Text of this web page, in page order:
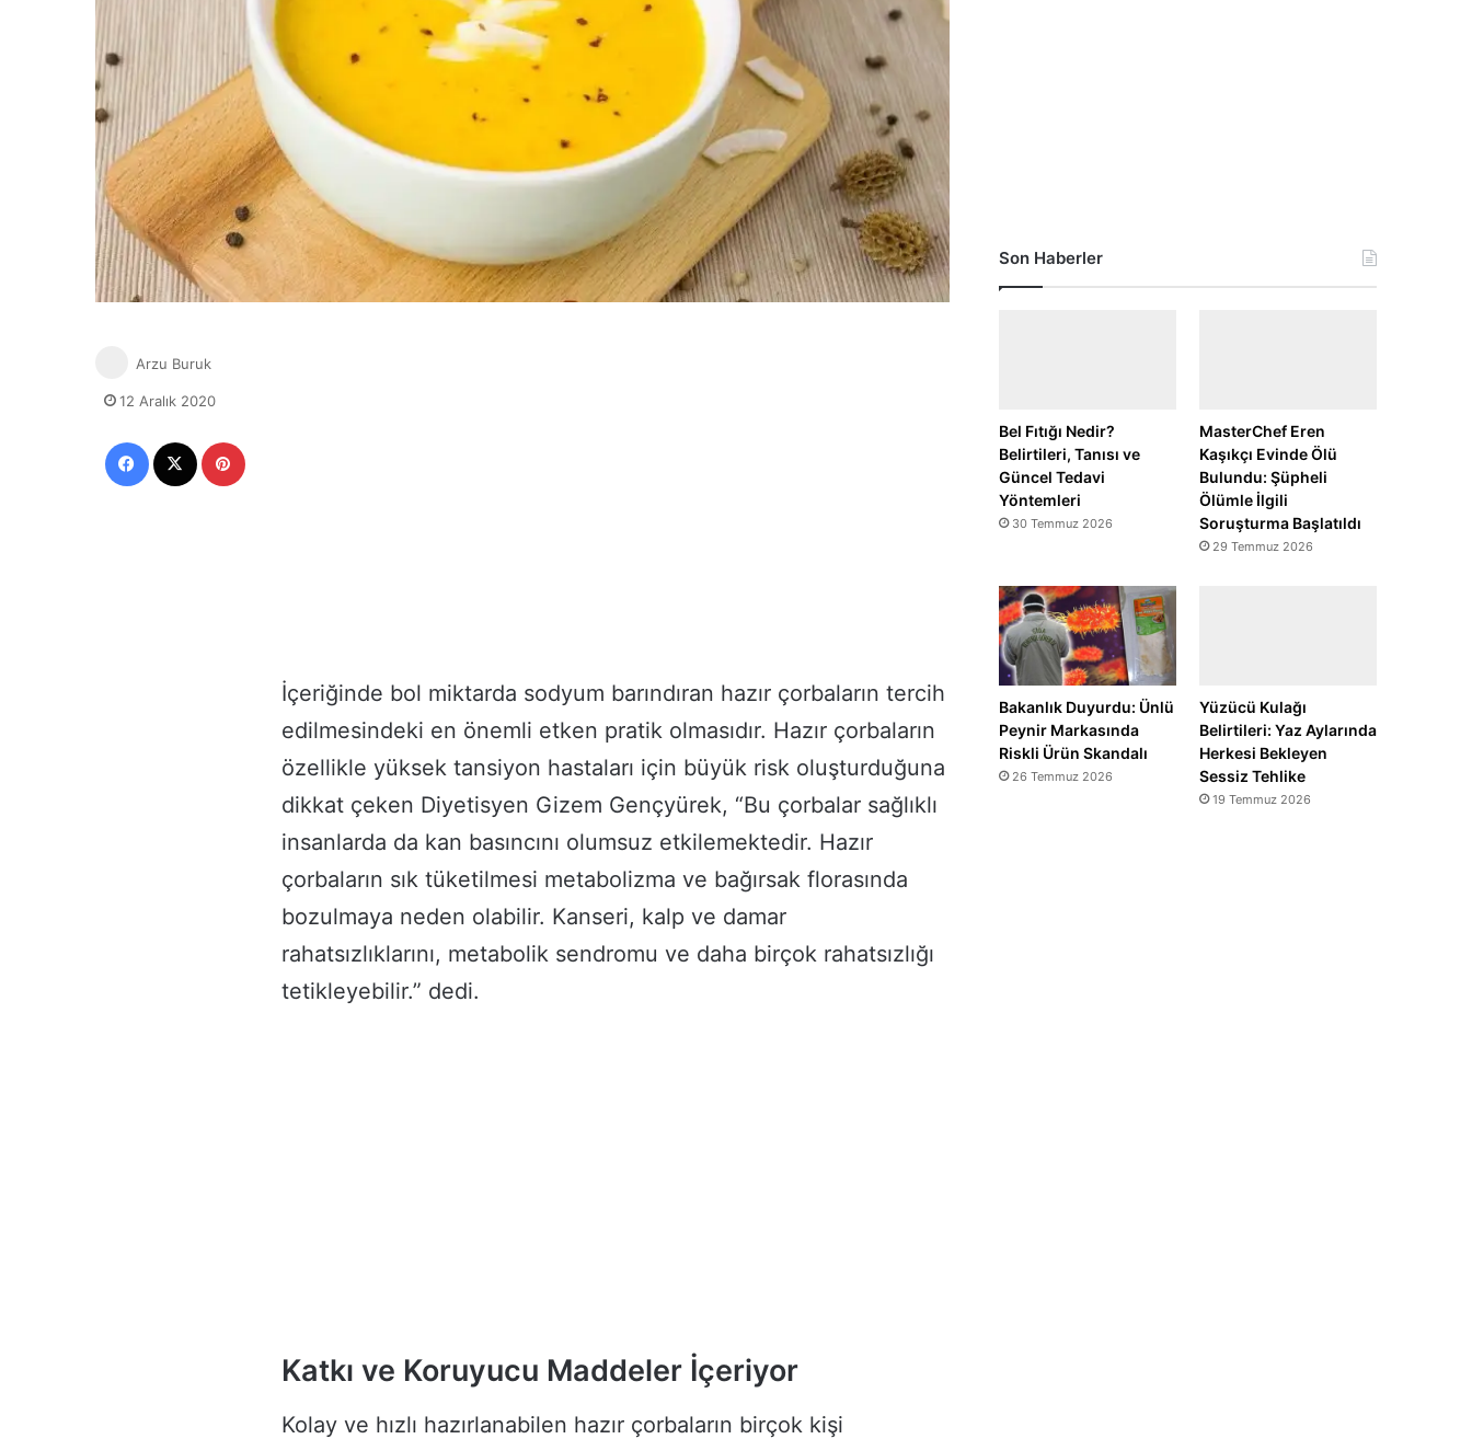
İçeriğinde bol miktarda sodyum barındıran hazır çorbaların tercih
edilmesindeki en önemli etken pratik olmasıdır. Hazır çorbaların
özellikle yüksek tansiyon hastaları için büyük risk oluşturduğuna
dikkat çeken Diyetisyen Gizem Gençyürek, “Bu çorbalar sağlıklı
insanlarda da kan basıncını olumsuz etkilemektedir. Hazır
çorbaların sık tüketilmesi metabolizma ve bağırsak florasında
bozulmaya neden olabilir. Kanseri, kalp ve damar
rahatsızlıklarını, metabolik sendromu ve daha birçok rahatsızlığı
tetikleyebilir.” dedi.
Katkı ve Koruyucu Maddeler İçeriyor
Kolay ve hızlı hazırlanabilen hazır çorbaların birçok kişi
Arzu Buruk
12 Aralık 2020
Son Haberler
Bel Fıtığı Nedir?
Belirtileri, Tanısı ve
Güncel Tedavi
Yöntemleri
30 Temmuz 2026
MasterChef Eren
Kaşıkçı Evinde Ölü
Bulundu: Şüpheli
Ölümle İlgili
Soruşturma Başlatıldı
29 Temmuz 2026
Bakanlık Duyurdu: Ünlü
Peynir Markasında
Riskli Ürün Skandalı
26 Temmuz 2026
Yüzücü Kulağı
Belirtileri: Yaz Aylarında
Herkesi Bekleyen
Sessiz Tehlike
19 Temmuz 2026